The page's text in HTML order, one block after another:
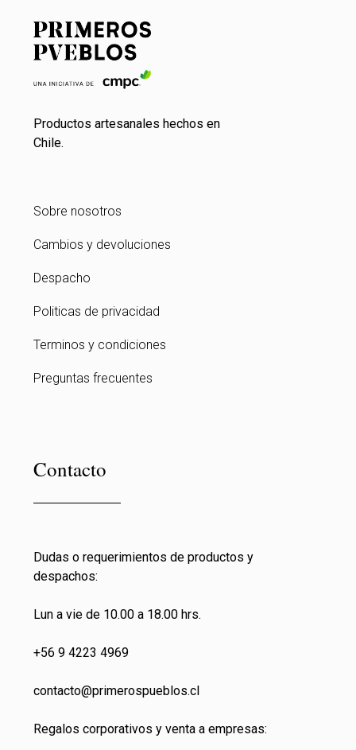
Productos artesanales hechos en
Chile.
Sobre nosotros
Cambios y devoluciones
Despacho
Politicas de privacidad
Terminos y condiciones
Preguntas frecuentes
Contacto
Dudas o requerimientos de productos y
despachos:
Lun a vie de 10.00 a 18.00 hrs.
+56 9 4223 4969
contacto@primerospueblos.cl
Regalos corporativos y venta a empresas: